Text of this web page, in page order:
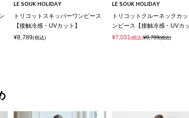
LE SOUK HOLIDAY
トリコットスキッパーワンピース
【接触冷感・UVカット】
¥8,789(税込)
LE SOUK HOLIDAY
トリコットクルーネックカ
ンピース【接触冷感・UVカッ
¥7,031(税込)¥8,789(税込)